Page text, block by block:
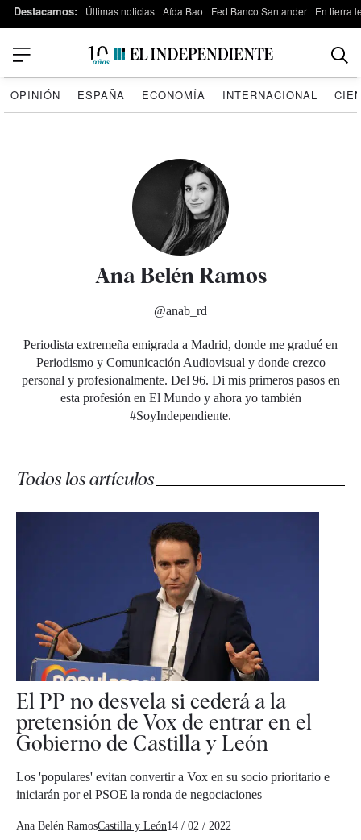
Destacamos: Últimas noticias Aída Bao Fed Banco Santander En tierra
OPINIÓN ESPAÑA ECONOMÍA INTERNACIONAL
Ana Belén Ramos
@anab_rd
Periodista extremeña emigrada a Madrid, donde me gradué en
Periodismo y Comunicación Audiovisual y donde crezco
personal y profesionalmente. Del 96. Di mis primeros pasos en
esta profesión en El Mundo y ahora yo también
#SoyIndependiente.
Todos los artículos
El PP no desvela si cederá a la
pretensión de Vox de entrar en el
Gobierno de Castilla y León
Los 'populares' evitan convertir a Vox en su socio prioritario e
iniciarán por el PSOE la ronda de negociaciones
Ana Belén RamosCastilla y León14 / 02 / 2022